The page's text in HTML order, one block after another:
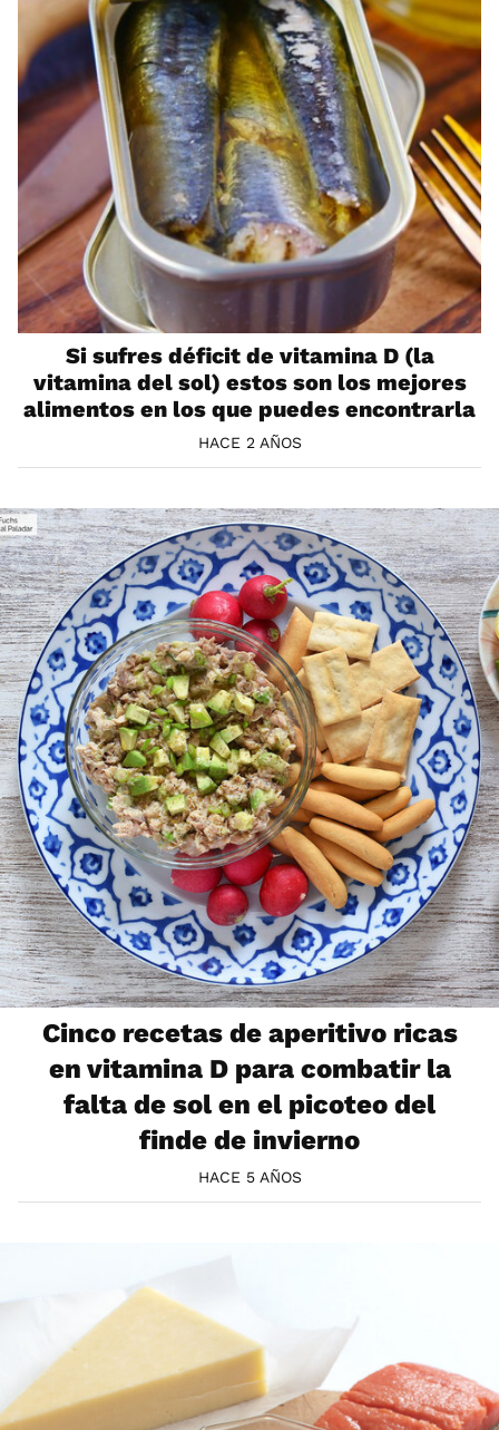
Si sufres déficit de vitamina D (la
vitamina del sol) estos son los mejores
alimentos en los que puedes encontrarla
HACE 2 AÑOS
Cinco recetas de aperitivo ricas
en vitamina D para combatir la
falta de sol en el picoteo del
finde de invierno
HACE 5 AÑOS